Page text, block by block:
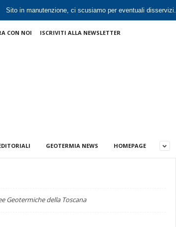
Sito in manutenzione, ci scusiamo per eventuali disservizi.
CON NOI ISCRIVITI ALLA NEWSLETTER
GEOTERMIA NEWS HOMEPAGE
Geotermiche della Toscana